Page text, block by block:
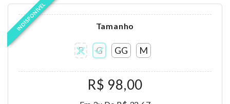
INDISPONÍVEL Tamanho
P G GG M
R$ 98,00